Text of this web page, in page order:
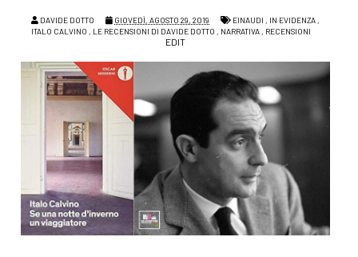
DAVIDE DOTTO GIOVEDÌ, AGOSTO 29, 2019 EINAUDI , IN EVIDENZA ,
ITALO CALVINO , LE RECENSIONI DI DAVIDE DOTTO , NARRATIVA, RECENSIONI
EDIT